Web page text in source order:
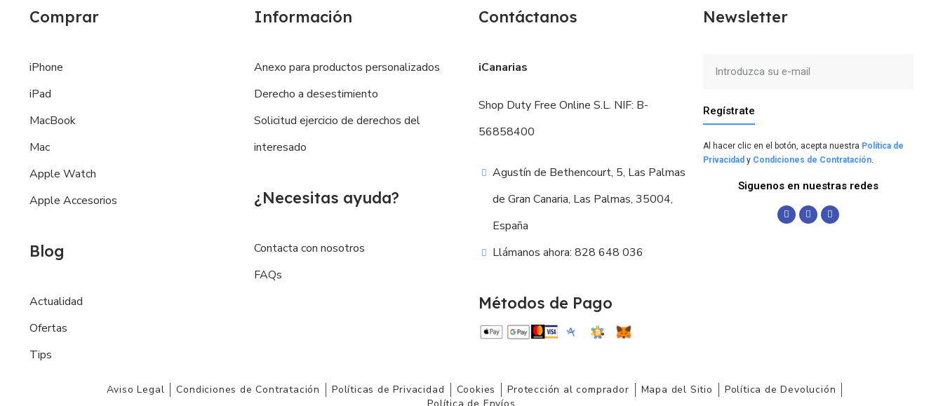
Comprar
iPhone
iPad
MacBook
Mac
Apple Watch
Apple Accesorios
Blog
Actualidad
Ofertas
Tips
Información
Anexo para productos personalizados
Derecho a desestimiento
Solicitud ejercicio de derechos del
interesado
¿Necesitas ayuda?
Contacta con nosotros
FAQs
Contáctanos
iCanarias
Shop Duty Free Online S.L. NIF: B-
56858400
Agustín de Bethencourt, 5, Las Palmas
de Gran Canaria, Las Palmas, 35004,
España
Llámanos ahora: 828 648 036
Métodos de Pago
Newsletter
Regístrate
Al hacer clic en el botón, acepta nuestra Política de
Privacidad y Condiciones de Contratación
Siguenos en nuestras redes
Aviso Legal Condiciones de Contratación Políticas de Privacidad Cookies Protección al comprador Mapa del Sitio
Política de Devolución
Política de Envíos